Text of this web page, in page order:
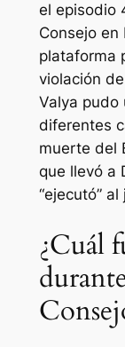
el episodio
Consejo
plataforma
violación
Valya pudo
diferentes
muerte del
que llevó a
“ejecutó”
¿Cuál